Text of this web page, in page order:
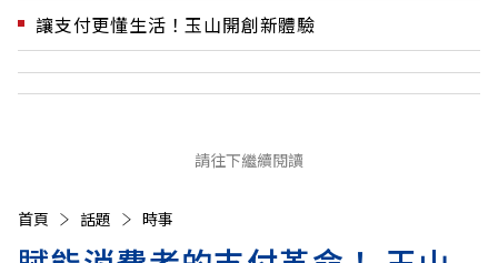
讓支付更懂生活！玉山開創新體驗
請往下繼續閱讀
首頁 話題 時事